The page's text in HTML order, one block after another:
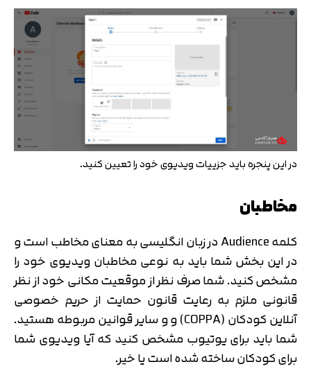
در این پنجره باید جزییات ویدیوی خود را تعیین کنید.
مخاطبان
کلمه Audience در زبان انگلیسی به معنای مخاطب است و
در این بخش شما باید به نوعی مخاطبان ویدیوی خود را
مشخص کنید. شما صرف نظر از موقعیت مکانی خود از نظر
قانونی ملزم به رعایت قانون حمایت از حریم خصوصی
آنلاین کودکان (COPPA) و و سایر قوانین مربوطه هستید.
شما باید برای یوتیوب مشخص کنید که آیا ویدیوی شما
برای کودکان ساخته شده است یا خیر.